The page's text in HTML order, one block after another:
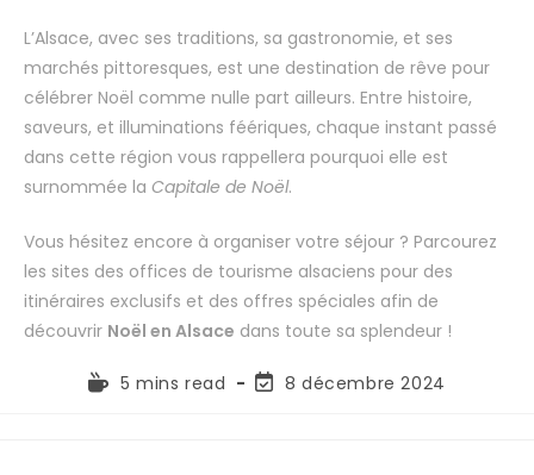
L’Alsace, avec ses traditions, sa gastronomie, et ses
marchés pittoresques, est une destination de rêve pour
célébrer Noël comme nulle part ailleurs. Entre histoire,
saveurs, et illuminations féériques, chaque instant passé
dans cette région vous rappellera pourquoi elle est
surnommée la Capitale de Noël.
Vous hésitez encore à organiser votre séjour ? Parcourez
les sites des offices de tourisme alsaciens pour des
itinéraires exclusifs et des offres spéciales afin de
découvrir Noël en Alsace dans toute sa splendeur !
5 mins read 8 décembre 2024